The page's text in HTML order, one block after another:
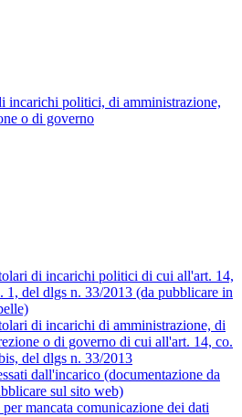
incarichi politici, di amministrazione,
o di governo
di incarichi politici di cui all'art. 14,
1, del dlgs n. 33/2013 (da pubblicare in
di incarichi di amministrazione, di
o di governo di cui all'art. 14, co.
del dlgs n. 33/2013
dall'incarico (documentazione da
sul sito web)
mancata comunicazione dei dati